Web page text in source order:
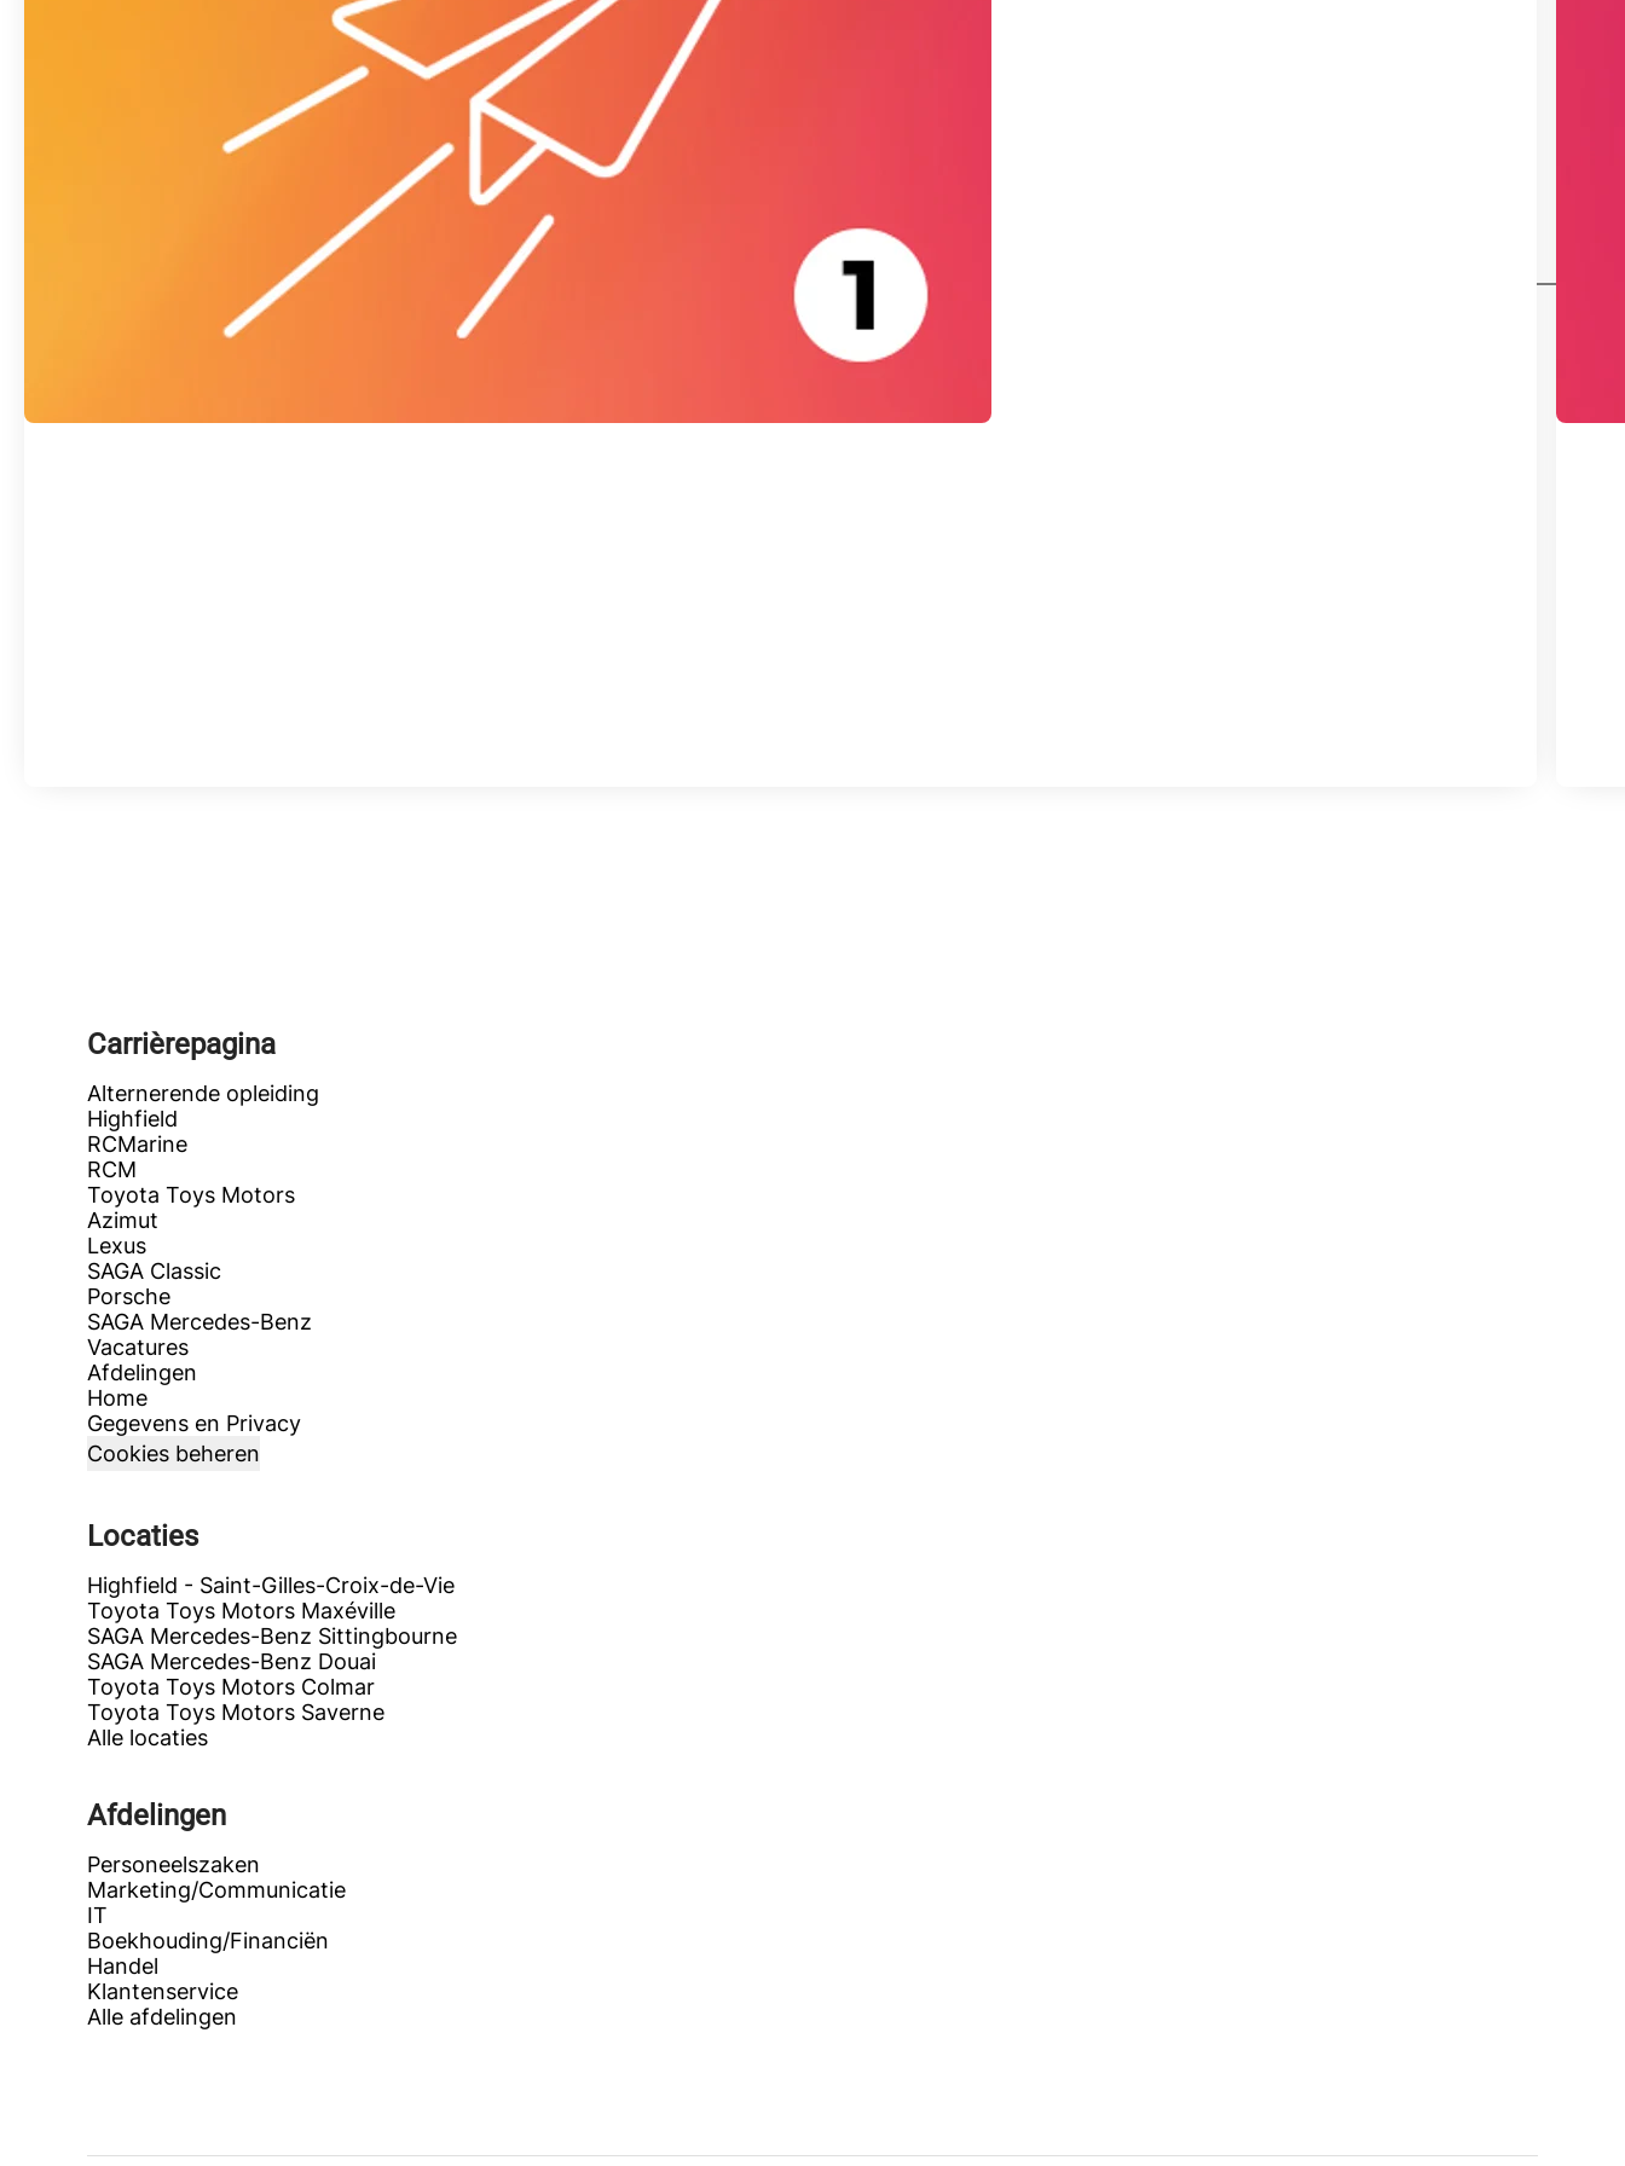
Carrièrepagina
Alternerende opleiding
Highfield
RCMarine
RCM
Toyota Toys Motors
Azimut
Lexus
SAGA Classic
Porsche
SAGA Mercedes-Benz
Vacatures
Afdelingen
Home
Gegevens en Privacy
Cookies beheren
Locaties
Highfield - Saint-Gilles-Croix-de-Vie
Toyota Toys Motors Maxéville
SAGA Mercedes-Benz Sittingbourne
SAGA Mercedes-Benz Douai
Toyota Toys Motors Colmar
Toyota Toys Motors Saverne
Alle locaties
Afdelingen
Personeelszaken
Marketing/Communicatie
IT
Boekhouding/Financiën
Handel
Klantenservice
Alle afdelingen